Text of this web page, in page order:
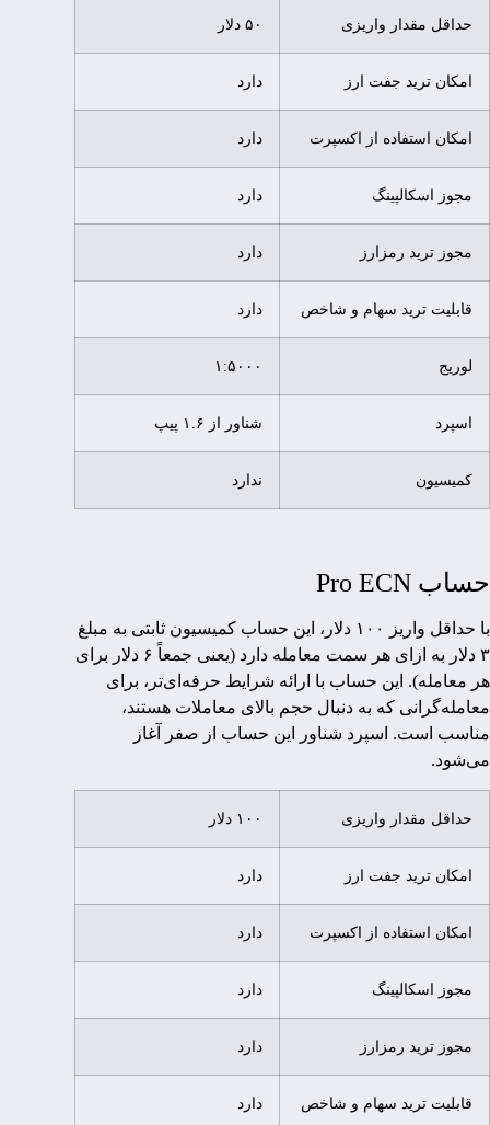
حداقل مقدار واریزی ۵۰ دلار
امکان ترید جفت ارز دارد
امکان استفاده از اکسپرت دارد
مجوز اسکالپینگ دارد
مجوز ترید رمزارز دارد
قابلیت ترید سهام و شاخص دارد
لوریج ۱:۵۰۰۰
اسپرد شناور از ۱.۶ پیپ
کمیسیون ندارد
حساب Pro ECN
با حداقل واریز ۱۰۰ دلار، این حساب کمیسیون ثابتی به مبلغ
۳ دلار به ازای هر سمت معامله دارد (یعنی جمعاً ۶ دلار برای
هر معامله). این حساب با ارائه شرایط حرفه‌ای‌تر، برای
معامله‌گرانی که به دنبال حجم بالای معاملات هستند،
مناسب است. اسپرد شناور این حساب از صفر آغاز
می‌شود.
حداقل مقدار واریزی ۱۰۰ دلار
امکان ترید جفت ارز دارد
امکان استفاده از اکسپرت دارد
مجوز اسکالپینگ دارد
مجوز ترید رمزارز دارد
قابلیت ترید سهام و شاخص دارد